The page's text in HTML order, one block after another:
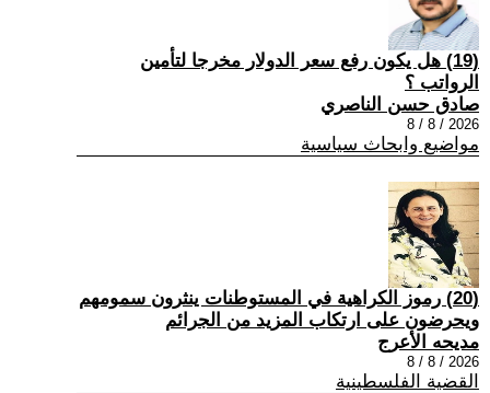
(19) هل يكون رفع سعر الدولار مخرجا لتأمين
الرواتب ؟
صادق حسن الناصري
2026 / 8 / 8
مواضيع وابحاث سياسية
(20) رموز الكراهية في المستوطنات ينثرون سمومهم
ويحرضون على ارتكاب المزيد من الجرائم
مديحه الأعرج
2026 / 8 / 8
القضية الفلسطينية